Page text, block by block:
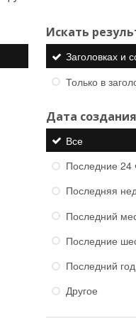
Искать
Заголовках и
Только в
Дата создания
Все
Последние 24
Последняя
Последний
Последние
Последний год
Другое